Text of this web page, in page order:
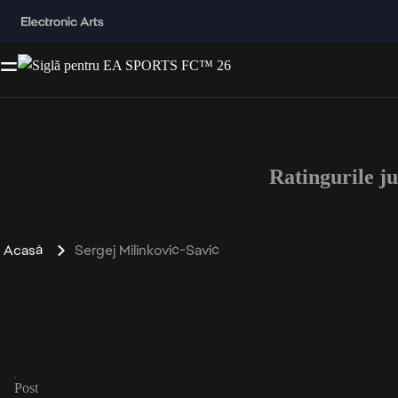
Ratingurile
Acasă Sergej Milinković-Savić
Post